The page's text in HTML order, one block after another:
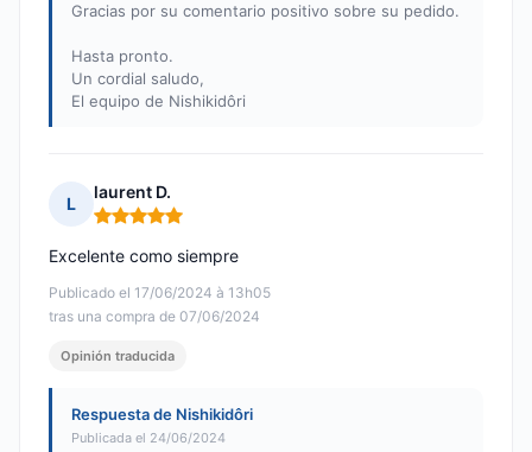
Gracias por su comentario positivo sobre su pedido.
Hasta pronto.
Un cordial saludo,
El equipo de Nishikidôri
L
laurent D.
Nota: 5 de 5
Publicado el 17/06/2024 à 13h05
tras una compra de 07/06/2024
Excelente como siempre
Opinión traducida
Respuesta de Nishikidôri
Publicada el 24/06/2024